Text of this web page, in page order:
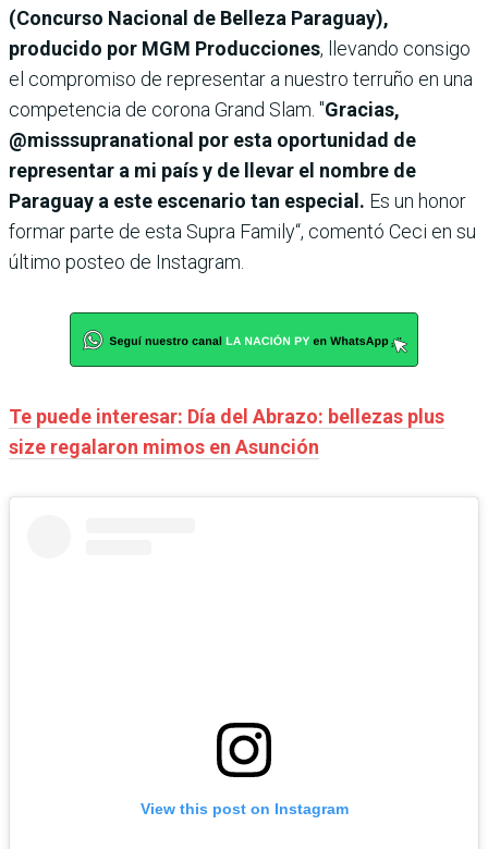
(Concurso Nacional de Belleza Paraguay),
producido por MGM Producciones, llevando consigo
el compromiso de representar a nuestro terruño en una
competencia de corona Grand Slam. "Gracias,
@misssupranational por esta oportunidad de
representar a mi país y de llevar el nombre de
Paraguay a este escenario tan especial. Es un honor
formar parte de esta Supra Family“, comentó Ceci en su
último posteo de Instagram.
Te puede interesar: Día del Abrazo: bellezas plus
size regalaron mimos en Asunción
View this post on Instagram